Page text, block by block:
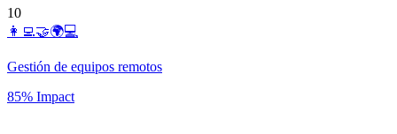
10
👩‍💻🤝🌍💻
Gestión de equipos remotos
85% Impact